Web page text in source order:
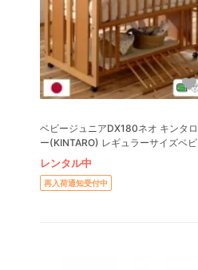
ベビージュニアDX180ネオ キンタロ
ー(KINTARO) レギュラーサイズベビ
ーベッド
レンタル中
再入荷通知受付中